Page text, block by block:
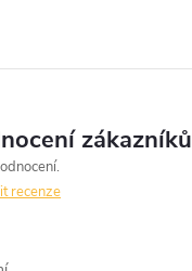
zákazníků
recenze